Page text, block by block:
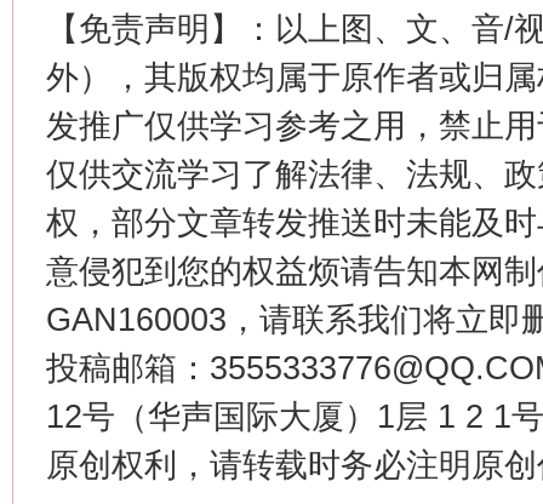
【免责声明】：以上图、文、音/
外），其版权均属于原作者或归
发推广仅供学习参考之用，禁止
仅供交流学习了解法律、法规、
权，部分文章转发推送时未能及
意侵犯到您的权益烦请告知本网
GAN160003，请联系我们将立即
投稿邮箱：
12号（华声国际大厦）1层 1 2 1
原创权利，请转载时务必注明原
习近平的博鳌关键词
魏明亮
“刷贴”乱象丛生
生